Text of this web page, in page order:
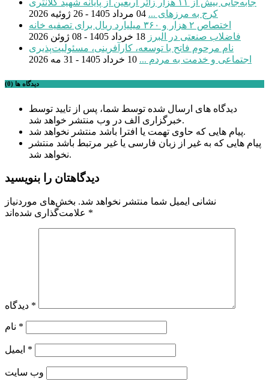
جابه‌جایی بیش از ۱۱ هزار زائر اربعین از پایانه شهید کلانتری
کرج به مرزهای ... 04 مرداد 1405 - 26 ژوئیه 2026
اختصاص ۲ هزار و ۳۶۰ میلیارد ریال برای تصفیه خانه
فاضلاب صنعتی در البرز 18 خرداد 1405 - 08 ژوئن 2026
نام مرحوم فاتح با توسعه، کارآفرینی، مسئولیت‌پذیری
اجتماعی و خدمت به مردم ... 10 خرداد 1405 - 31 مه 2026
دیدگاه ها (0)
دیدگاه های ارسال شده توسط شما، پس از تایید توسط
خبرگزاری الف در وب منتشر خواهد شد.
پیام هایی که حاوی تهمت یا افترا باشد منتشر نخواهد شد.
پیام هایی که به غیر از زبان فارسی یا غیر مرتبط باشد منتشر
نخواهد شد.
دیدگاهتان را بنویسید
نشانی ایمیل شما منتشر نخواهد شد. بخش‌های موردنیاز
*
*
*
*
وب‌ سایت